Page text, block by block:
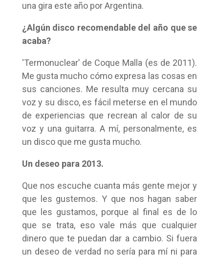
una gira este año por Argentina.
¿Algún disco recomendable del año que se
acaba?
‘Termonuclear’ de Coque Malla (es de 2011).
Me gusta mucho cómo expresa las cosas en
sus canciones. Me resulta muy cercana su
voz y su disco, es fácil meterse en el mundo
de experiencias que recrean al calor de su
voz y una guitarra. A mí, personalmente, es
un disco que me gusta mucho.
Un deseo para 2013.
Que nos escuche cuanta más gente mejor y
que les gustemos. Y que nos hagan saber
que les gustamos, porque al final es de lo
que se trata, eso vale más que cualquier
dinero que te puedan dar a cambio. Si fuera
un deseo de verdad no sería para mí ni para